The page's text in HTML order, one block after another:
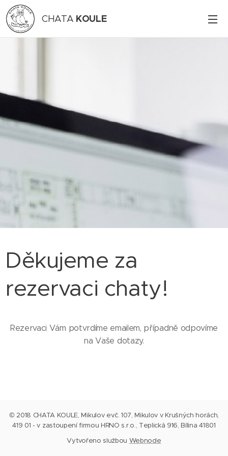
CHATA KOULE
Děkujeme za
rezervaci chaty!
Rezervaci Vám potvrdíme emailem, případně odpovíme
na Vaše dotazy.
© 2018 CHATA KOULE, Mikulov ev.č. 107, Mikulov v Krušných horách,
419 01 - v zastoupení firmou HRNO s.r.o., Teplická 916, Bílina 41801
Vytvořeno službou Webnode